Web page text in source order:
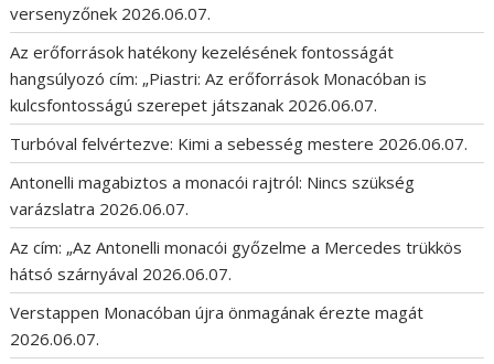
versenyzőnek 2026.06.07.
Az erőforrások hatékony kezelésének fontosságát
hangsúlyozó cím: „Piastri: Az erőforrások Monacóban is
kulcsfontosságú szerepet játszanak 2026.06.07.
Turbóval felvértezve: Kimi a sebesség mestere 2026.06.07.
Antonelli magabiztos a monacói rajtról: Nincs szükség
varázslatra 2026.06.07.
Az cím: „Az Antonelli monacói győzelme a Mercedes trükkös
hátsó szárnyával 2026.06.07.
Verstappen Monacóban újra önmagának érezte magát
2026.06.07.